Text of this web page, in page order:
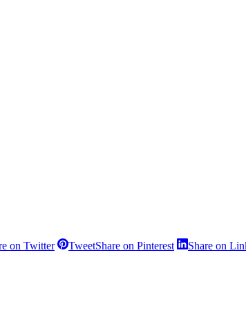
on Twitter TweetShare on Pinterest Share on